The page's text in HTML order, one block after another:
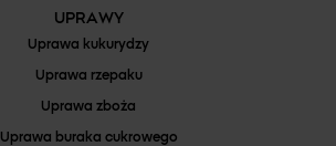
UPRAWY
Uprawa kukurydzy
Uprawa rzepaku
Uprawa zboża
Uprawa buraka cukrowego